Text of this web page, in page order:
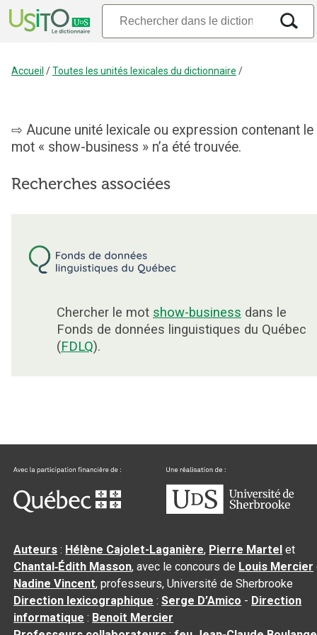
Accueil /Toutes les unités lexicales du dictionnaire /
Aucune unité lexicale ou expression contenant le
mot « show-business » n’a été trouvée.
Recherches associées
Chercher le mot show-business dans le
Fonds de données linguistiques du Québec
(FDLQ).
Auteurs : Hélène Cajolet-Laganière, Pierre Martel et
Chantal‑Édith Masson, avec le concours de Louis Mercier
Nadine Vincent, professeurs, Université de Sherbrooke
Direction lexicographique :Serge D’Amico - Direction
informatique : Benoit Mercier